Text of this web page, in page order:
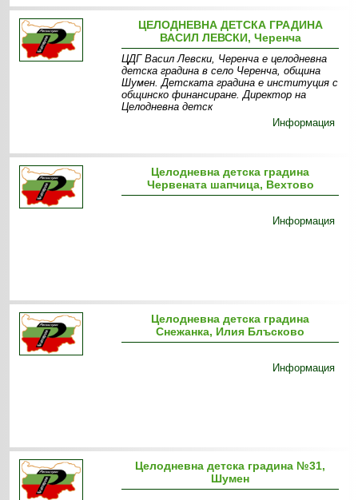
ЦЕЛОДНЕВНА ДЕТСКА ГРАДИНА
ВАСИЛ ЛЕВСКИ, Черенча
ЦДГ Васил Левски, Черенча е целодневна
детска градина в село Черенча, община
Шумен. Детската градина е институция с
общинско финансиране. Директор на
Целодневна детск
Информация
Целодневна детска градина
Червената шапчица, Вехтово
Информация
Целодневна детска градина
Снежанка, Илия Блъсково
Информация
Целодневна детска градина №31,
Шумен